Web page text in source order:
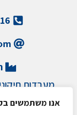
אנו משתמשים
מעבדות
הצהרת נגישות